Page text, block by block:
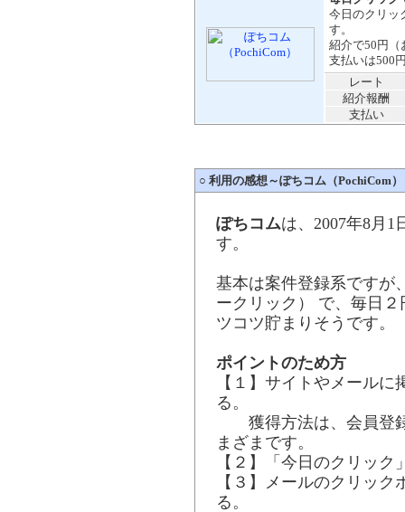
今日のクリッ
す。
紹介で50円（
支払いは500
レート
紹介報酬
支払い
○ 利用の感想～ぽちコム（PochiCom）
ぽちコムは、2007年8月
す。
基本は案件登録系ですが
ークリック） で、毎日
ツコツ貯まりそうです。
ポイントのため方
【１】サイトやメール
る。
獲得方法は、会員登録
まざまです。
【２】「今日のクリッ
【３】メールのクリッ
る。